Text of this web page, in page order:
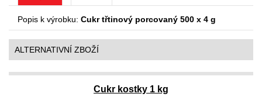
Popis k výrobku: Cukr třtinový porcovaný 500 x 4 g
ALTERNATIVNÍ ZBOŽÍ
Cukr kostky 1 kg